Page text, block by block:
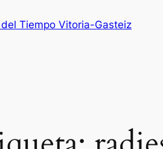
del Tiempo Vitoria-Gasteiz